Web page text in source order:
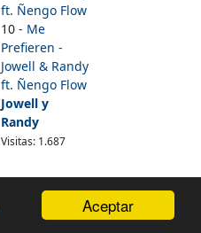
Aceptar
10 - Me
Prefieren -
Jowell & Randy
ft. Ñengo Flow
Jowell y
Randy
Visitas: 1.687